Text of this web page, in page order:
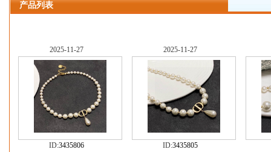
产品列表
2025-11-27
ID:3435806
2025-11-27
ID:3435805